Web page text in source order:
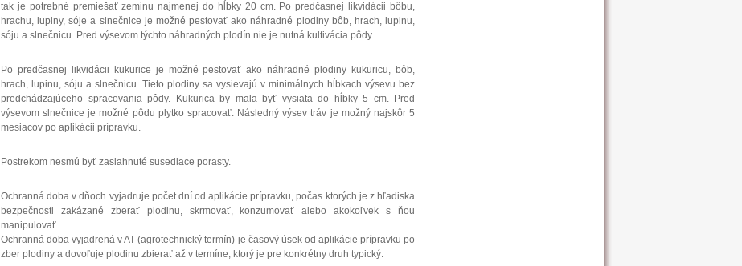
tak je potrebné premiešať zeminu najmenej do hĺbky 20 cm. Po predčasnej likvidácii bôbu,
hrachu, lupiny, sóje a slnečnice je možné pestovať ako náhradné plodiny bôb, hrach, lupinu,
sóju a slnečnicu. Pred výsevom týchto náhradných plodín nie je nutná kultivácia pôdy.
Po predčasnej likvidácii kukurice je možné pestovať ako náhradné plodiny kukuricu, bôb,
hrach, lupinu, sóju a slnečnicu. Tieto plodiny sa vysievajú v minimálnych hĺbkach výsevu bez
predchádzajúceho spracovania pôdy. Kukurica by mala byť vysiata do hĺbky 5 cm. Pred
výsevom slnečnice je možné pôdu plytko spracovať. Následný výsev tráv je možný najskôr 5
mesiacov po aplikácii prípravku.
Postrekom nesmú byť zasiahnuté susediace porasty.
Ochranná doba v dňoch vyjadruje počet dní od aplikácie prípravku, počas ktorých je z hľadiska
bezpečnosti zakázané zberať plodinu, skrmovať, konzumovať alebo akokoľvek s ňou
manipulovať.
Ochranná doba vyjadrená v AT (agrotechnický termín) je časový úsek od aplikácie prípravku po
zber plodiny a dovoľuje plodinu zbierať až v termíne, ktorý je pre konkrétny druh typický.